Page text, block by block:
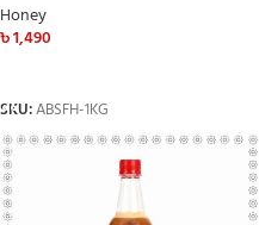
Honey
৳1,490
SKU:ABSFH-1KG